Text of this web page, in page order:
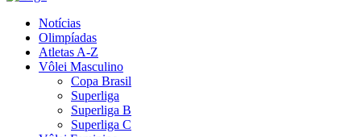
Notícias
Olimpíadas
Atletas A-Z
Vôlei Masculino
Copa Brasil
Superliga
Superliga B
Superliga C